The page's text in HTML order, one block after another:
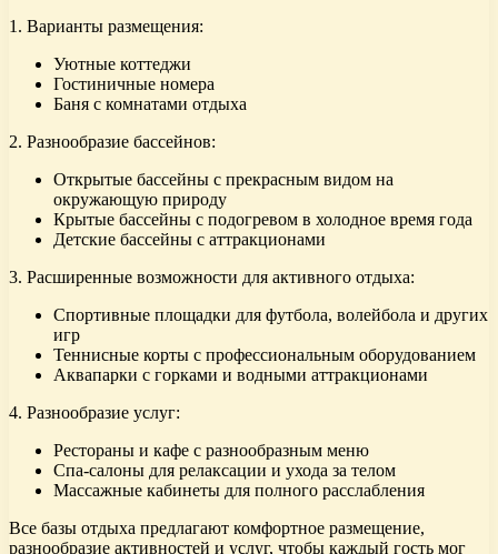
1. Варианты размещения:
Уютные коттеджи
Гостиничные номера
Баня с комнатами отдыха
2. Разнообразие бассейнов:
Открытые бассейны с прекрасным видом на
окружающую природу
Крытые бассейны с подогревом в холодное время года
Детские бассейны с аттракционами
3. Расширенные возможности для активного отдыха:
Спортивные площадки для футбола, волейбола и других
игр
Теннисные корты с профессиональным оборудованием
Аквапарки с горками и водными аттракционами
4. Разнообразие услуг:
Рестораны и кафе с разнообразным меню
Спа-салоны для релаксации и ухода за телом
Массажные кабинеты для полного расслабления
Все базы отдыха предлагают комфортное размещение,
разнообразие активностей и услуг, чтобы каждый гость мог